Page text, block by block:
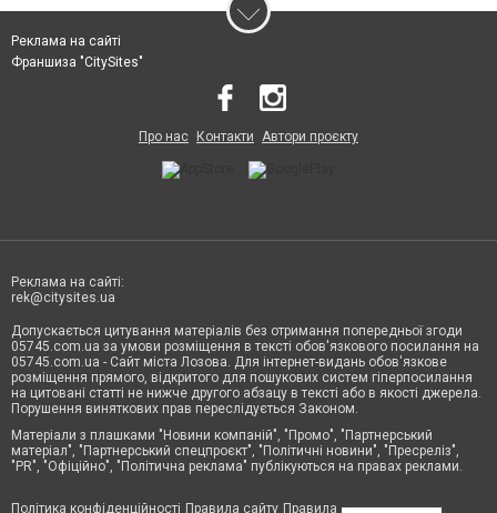
Реклама на сайті
Франшиза "CitySites"
Про нас Контакти Автори проєкту
Реклама на сайті:
rek@citysites.ua
Допускається цитування матеріалів без отримання попередньої згоди
05745.com.ua за умови розміщення в тексті обов'язкового посилання на
05745.com.ua - Сайт міста Лозова. Для інтернет-видань обов'язкове
розміщення прямого, відкритого для пошукових систем гіперпосилання
на цитовані статті не нижче другого абзацу в тексті або в якості джерела.
Порушення виняткових прав переслідується Законом.
Матеріали з плашками "Новини компаній", "Промо", "Партнерський
матеріал", "Партнерський спецпроєкт", "Політичні новини", "Пресреліз",
"PR", "Офіційно", "Політична реклама" публікуються на правах реклами.
Політика конфіденційності Правила сайту Правила